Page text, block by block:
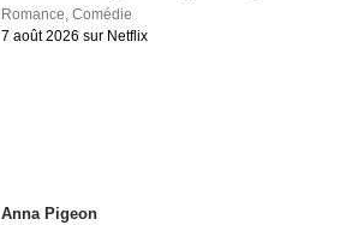
Romance ,Comédie
7 août 2026 sur Netflix
Anna Pigeon